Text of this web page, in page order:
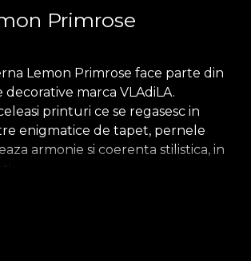
Primrose
Lemon Primrose face parte din
decorative marca VLAdiLA.
printuri ce se regasesc in
enigmatice de tapet, pernele
armonie si coerenta stilistica, in
extrem de placut la atingere.